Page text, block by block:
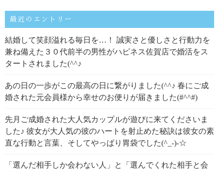
最近のエントリー
結婚して笑顔溢れる毎日を…！ 誠実さと優しさと行動力を
兼ね備えた３０代前半の男性がハピネス佐賀店で婚活をス
タートされました(^^♪
あの日の一歩がこの最高の日に繋がりました(^^♪ 春にご成
婚された元会員様から幸せのお便りが届きました(#^^#)
先月ご成婚された大人気カップルが遊びに来てくださいま
した♪ 彼女が大人気の彼のハートを射止めた秘訣は彼女の素
直な行動と言葉、そしてやっぱり胃袋でした(^_-)-☆
「選んだ相手しか会わない人」と「選んでくれた相手と会